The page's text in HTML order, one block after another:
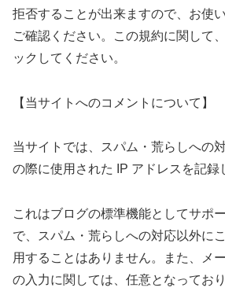
拒否することが出来ますので、お使
ご確認ください。この規約に関して
ックしてください。
【当サイトへのコメントについて】
当サイトでは、スパム・荒らしへの
の際に使用された IP アドレスを記録
これはブログの標準機能としてサポ
で、スパム・荒らしへの対応以外に
用することはありません。また、メ
の入力に関しては、任意となってお